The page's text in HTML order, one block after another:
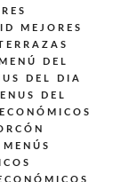
MEJORES
MENÚ DEL
DEL DIA
DEL
MENÚS